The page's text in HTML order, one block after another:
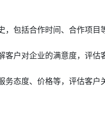
包括合作时间、合作项目
户对企业的满意度，评估
态度、价格等，评估客户